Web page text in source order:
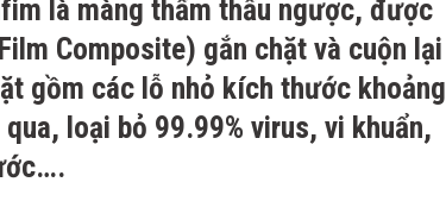
là màng thẩm thấu ngược, được
Composite) gắn chặt và cuộn lại
gồm các lỗ nhỏ kích thước khoảng
loại bỏ 99.99% virus, vi khuẩn,